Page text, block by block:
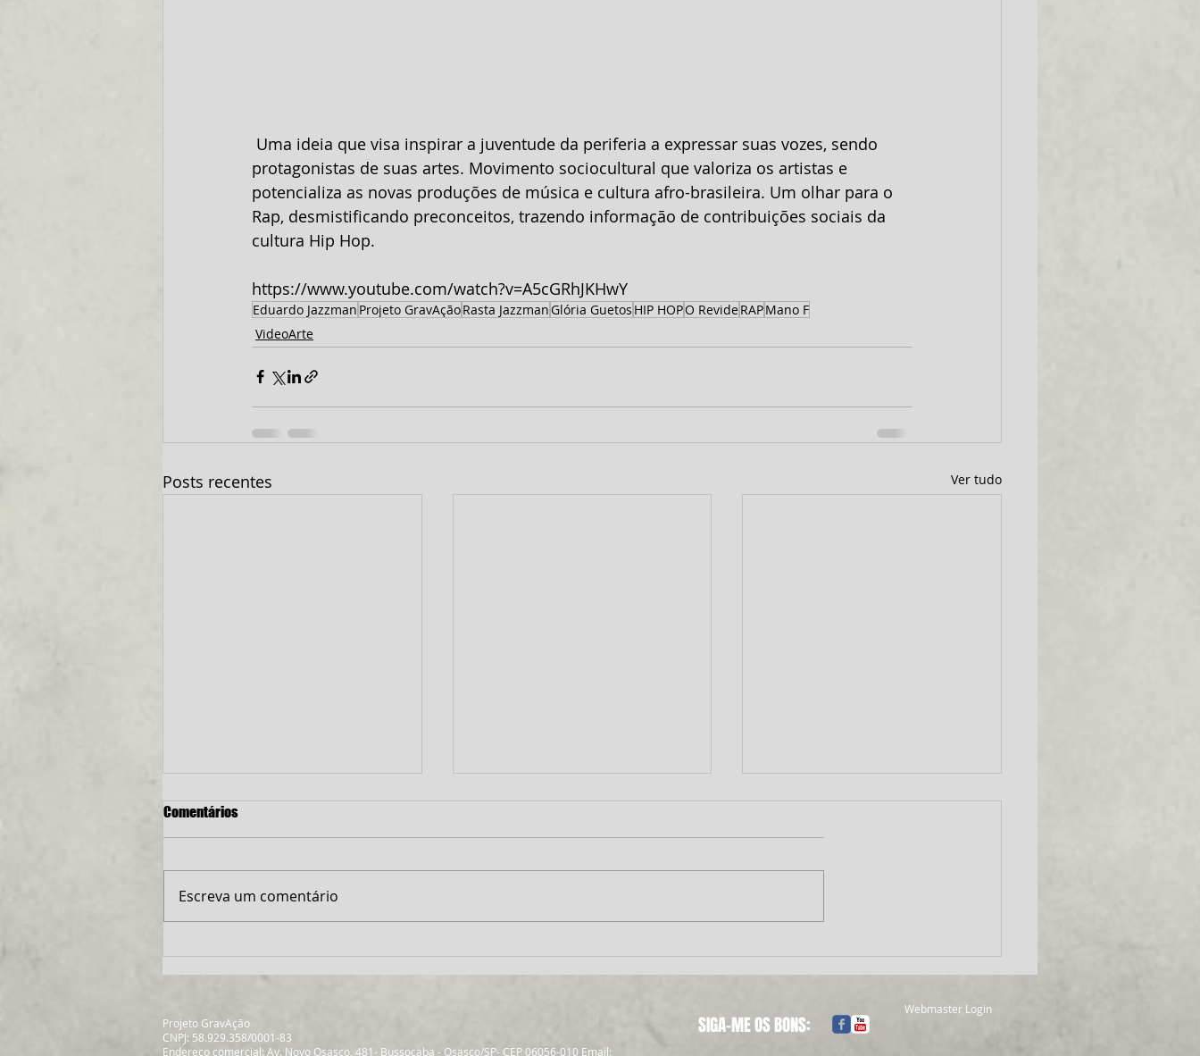
protagonistas de suas artes. Movimento sociocultural que valoriza os artistas e
potencializa as novas produções de música e cultura afro-brasileira. Um olhar para o
Rap, desmistificando preconceitos, trazendo informação de contribuições sociais da
cultura Hip Hop.
https://www.youtube.com/watch?v=A5cGRhJKHwY
Eduardo Jazzman Projeto GravAçãoRasta JazzmanGlória Guetos HIP HOPO RevideRAPMano F
VideoArte
Posts recentes Ver tudo
Comentários
Escreva um comentário
Projeto GravAção
CNPJ: 58.929.358/0001-83
Endereço comercial: Av. Novo Osasco, 481- Bussocaba - Osasco/SP- CEP 06056-010 Email:
SIGA-ME OS BONS:
Webmaster Login